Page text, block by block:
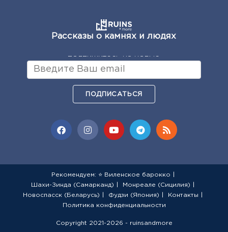
Рассказы о камнях и людях
подпишитесь на новые
ПОДПИСАТЬСЯ
Рекомендуем: ⭐ Виленское барокко
Шахи-Зинда (Самарканд)
Монреале (Сицилия)
Новоспасск (Беларусь)
Фудзи (Япония)
Контакты
Политика конфиденциальности
Copyright 2021-2026 - ruinsandmore